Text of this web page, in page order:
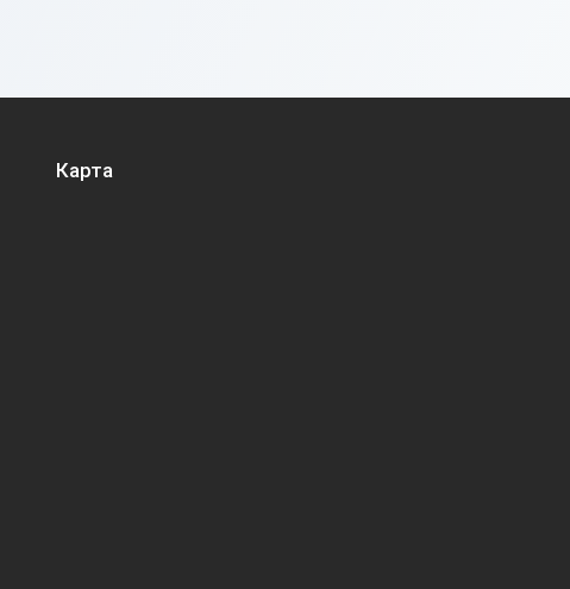
Карта